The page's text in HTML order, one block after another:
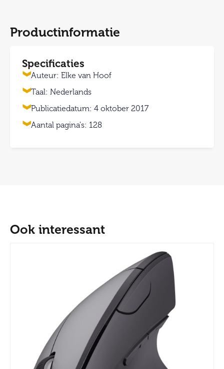
Productinformatie
Specificaties
Auteur: Elke van Hoof
Taal: Nederlands
Publicatiedatum: 4 oktober 2017
Aantal pagina's: 128
Ook interessant